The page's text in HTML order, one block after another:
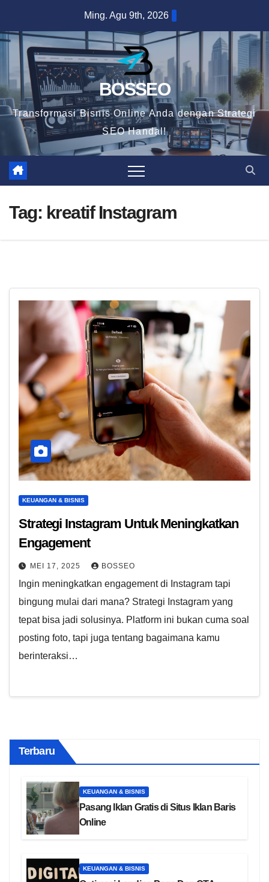
content
Ming. Agu 9th, 2026
BOSSEO
Transformasi Bisnis Online Anda dengan Strategi
SEO Handal!
Tag: kreatif Instagram
KEUANGAN & BISNIS
Strategi Instagram Untuk Meningkatkan
Engagement
MEI 17, 2025 BOSSEO
Ingin meningkatkan engagement di Instagram tapi
bingung mulai dari mana? Strategi Instagram yang
tepat bisa jadi solusinya. Platform ini bukan cuma soal
posting foto, tapi juga tentang bagaimana kamu
berinteraksi…
Terbaru
KEUANGAN & BISNIS
Pasang Iklan Gratis di Situs Iklan Baris
Online
KEUANGAN & BISNIS